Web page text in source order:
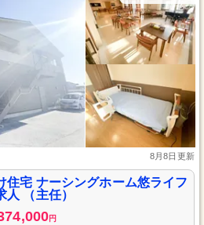
8月8日更新
住宅 ナーシングホーム悠ライフ
（主任）
円